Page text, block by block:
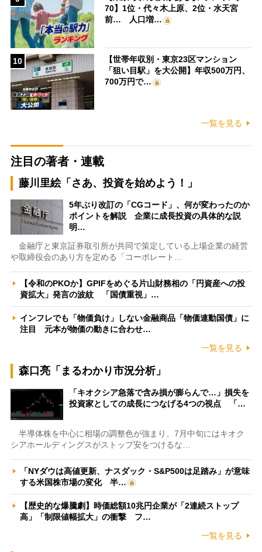
70】1位・代々木上原、2位・水天宮
前… 人口増…
10
【世帯年収別・東京23区マンション
「狙い目駅」を大公開】年収500万円、
700万円で…
一覧を見る
注目の著者・連載
藤川里絵「さあ、投資を始めよう！」
5年ぶり改訂の「CGコード」、何が変わったのか
ポイントを解説 企業に成長投資の具体的な説
明…
金融庁と東京証券取引所が共同で策定している上場企業の経営
や取締役会のあり方を定める「コーポレート…
【令和のPKOか】GPIFをめぐる片山財務相の「円資産への投
資拡大」発言の波紋 「国債重視」…
インフレでも「物価負け」しない金融商品「物価連動国債」に
注目 元本が物価の動きに合わせ…
一覧を見る
森口亮「まるわかり市況分析」
「キオクシア急落で含み損が膨らんで…」損失を
投資家としての成長につなげる4つの視点 「…
半導体株を中心に相場の調整色が強まり、7月中旬にはキオク
シアホールディングスがストップ安をつけるな…
「NYダウは高値更新、ナスダック・S&P500は足踏み」が意味
する米国株市場の変化 半…
【歴史的な爆騰劇】時価総額10兆円企業が「2連続ストップ
高」「制限値幅拡大」の衝撃 フ…
一覧を見る